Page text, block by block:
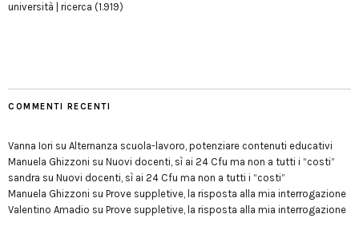
università | ricerca (1.919)
COMMENTI RECENTI
Vanna Iori su Alternanza scuola-lavoro, potenziare contenuti educativi
Manuela Ghizzoni su Nuovi docenti, sì ai 24 Cfu ma non a tutti i “costi”
sandra su Nuovi docenti, sì ai 24 Cfu ma non a tutti i “costi”
Manuela Ghizzoni su Prove suppletive, la risposta alla mia interrogazione
Valentino Amadio su Prove suppletive, la risposta alla mia interrogazione